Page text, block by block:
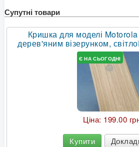
Супутні товари
Кришка для моделі
дерев'яним візерунком,
Є НА СЬОГОДНІ
Ціна: 199.00
Купити